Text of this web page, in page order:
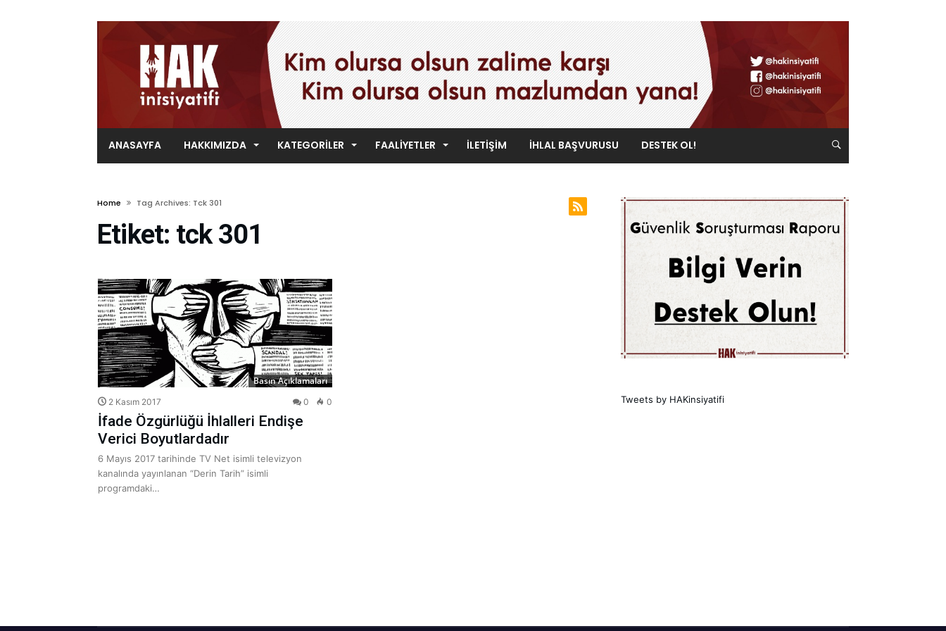
ANASAYFA HAKKIMIZDA KATEGORILER FAALIYETLER İLETIŞIM İHLAL BAŞVURUSU DESTEK OL!
Home Tag Archives: Tck 301
Etiket: tck 301
Basın Açıklamaları
2 Kasım 2017 0 0
İfade Özgürlüğü İhlalleri Endişe
Verici Boyutlardadır
6 Mayıs 2017 tarihinde TV Net isimli televizyon
kanalında yayınlanan “Derin Tarih” isimli
programdaki…
Tweets by HAKinsiyatifi